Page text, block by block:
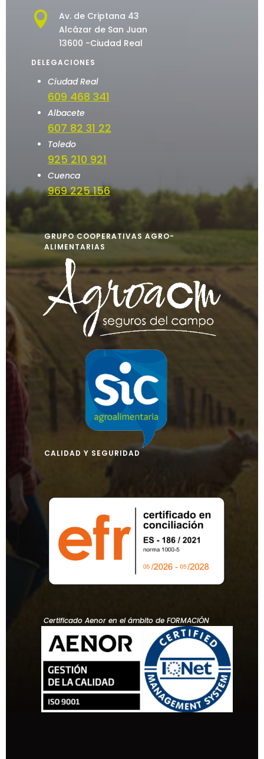

Av. de Criptana 43
Alcázar de San Juan
13600 -Ciudad Real
DELEGACIONES
Ciudad Real
609 468 341
Albacete
607 82 31 22
Toledo
925 210 921
Cuenca
969 225 156
GRUPO COOPERATIVAS AGRO-
ALIMENTARIAS
CALIDAD Y SEGURIDAD
Certificado Aenor en el ámbito de FORMACIÓN